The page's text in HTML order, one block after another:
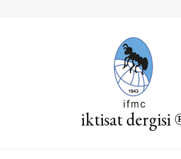
iktisat dergisi